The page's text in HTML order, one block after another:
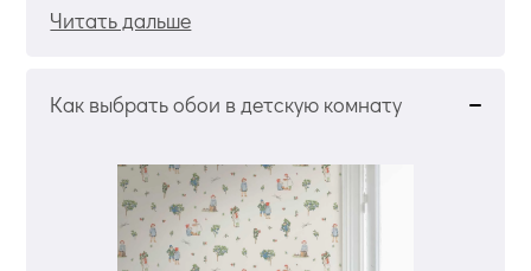
Читать дальше
Как выбрать обои в детскую комнату